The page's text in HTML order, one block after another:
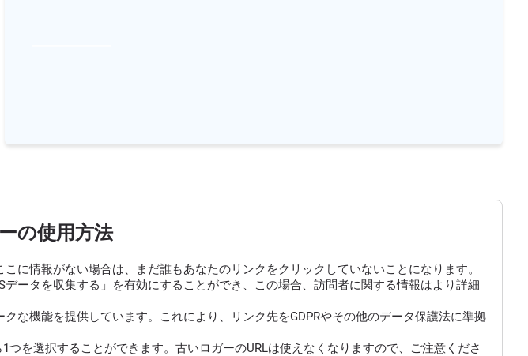
の使用方法
に情報がない場合は、まだ誰もあなたのリンクをクリックしていないことになります。
ータを収集する」を有効にすることができ、この場合、訪問者に関する情報はより詳細
な機能を提供しています。これにより、リンク先をGDPRやその他のデータ保護法に準拠
を選択することができます。古いロガーのURLは使えなくなりますので、ご注意くださ